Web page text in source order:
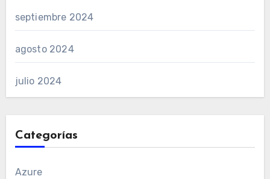
septiembre 2024
agosto 2024
julio 2024
Categorías
Azure